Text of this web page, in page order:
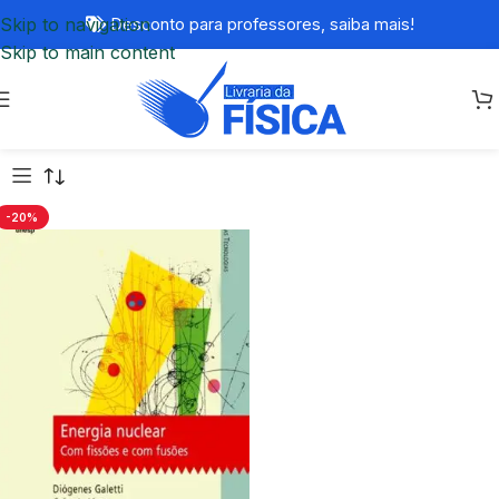
Skip to navigation
Skip to main content
Desconto para professores, saiba mais!
-20%